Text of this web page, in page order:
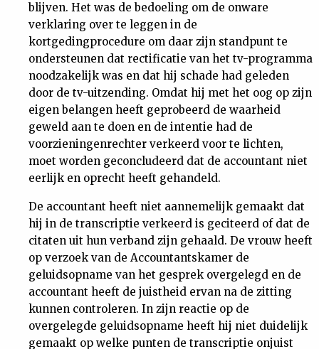
blijven. Het was de bedoeling om de onware
verklaring over te leggen in de
kortgedingprocedure om daar zijn standpunt te
ondersteunen dat rectificatie van het tv-programma
noodzakelijk was en dat hij schade had geleden
door de tv-uitzending. Omdat hij met het oog op zijn
eigen belangen heeft geprobeerd de waarheid
geweld aan te doen en de intentie had de
voorzieningenrechter verkeerd voor te lichten,
moet worden geconcludeerd dat de accountant niet
eerlijk en oprecht heeft gehandeld.
De accountant heeft niet aannemelijk gemaakt dat
hij in de transcriptie verkeerd is geciteerd of dat de
citaten uit hun verband zijn gehaald. De vrouw heeft
op verzoek van de Accountantskamer de
geluidsopname van het gesprek overgelegd en de
accountant heeft de juistheid ervan na de zitting
kunnen controleren. In zijn reactie op de
overgelegde geluidsopname heeft hij niet duidelijk
gemaakt op welke punten de transcriptie onjuist